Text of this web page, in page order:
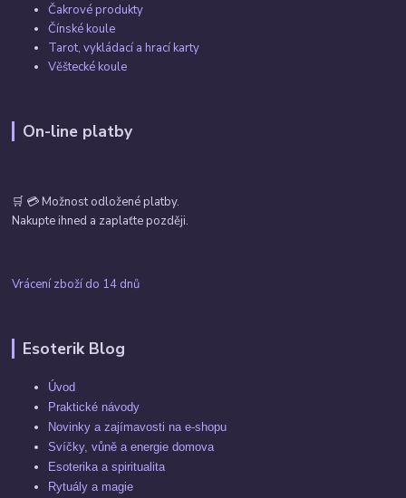
Čakrové produkty
Čínské koule
Tarot, vykládací a hrací karty
Věštecké koule
On-line platby
🛒 💳 Možnost odložené platby.
Nakupte ihned a zaplaťte později.
Vrácení zboží do 14 dnů
Esoterik Blog
Úvod
Praktické návody
Novinky a zajímavosti na e-shopu
Svíčky, vůně a energie domova
Esoterika a spiritualita
Rytuály a magie